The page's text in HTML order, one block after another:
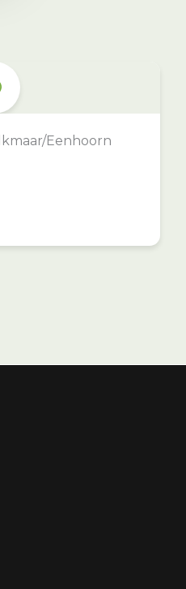
Eenhoorn